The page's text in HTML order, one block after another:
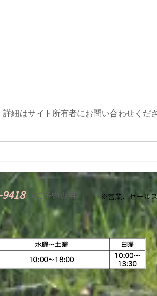
（土）から数日間、電話
障害が起きていたよう
をおかけしました🙇
ごころ整体院...
6日
（月
ね。
細はサイト所有者にお問い合わせくださ
​ （ ご予約専用） ※営業、セール